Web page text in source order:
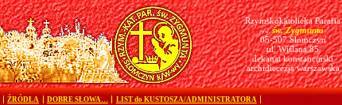
Rzymskokatolicka Parafia
pw.św. Zygmunta
05-507 Słomczyn
ul. Wiślana 85
dekanat konstanciński
archidiecezja warszawska
ŹRÓDŁA DOBRE SŁOWA… LIST do KUSTOSZA/ADMINISTRATORA